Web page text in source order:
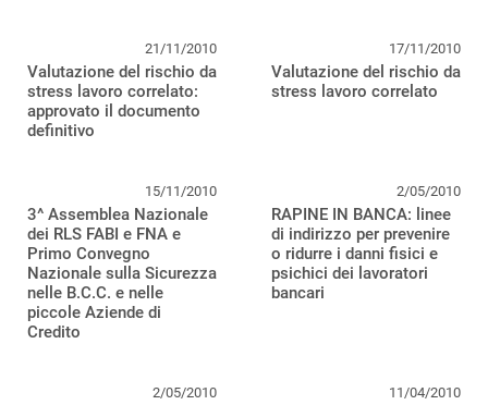
21/11/2010
Valutazione del rischio da
stress lavoro correlato:
approvato il documento
definitivo
17/11/2010
Valutazione del rischio da
stress lavoro correlato
15/11/2010
3^ Assemblea Nazionale
dei RLS FABI e FNA e
Primo Convegno
Nazionale sulla Sicurezza
nelle B.C.C. e nelle
piccole Aziende di
Credito
2/05/2010
RAPINE IN BANCA: linee
di indirizzo per prevenire
o ridurre i danni fisici e
psichici dei lavoratori
bancari
2/05/2010 11/04/2010